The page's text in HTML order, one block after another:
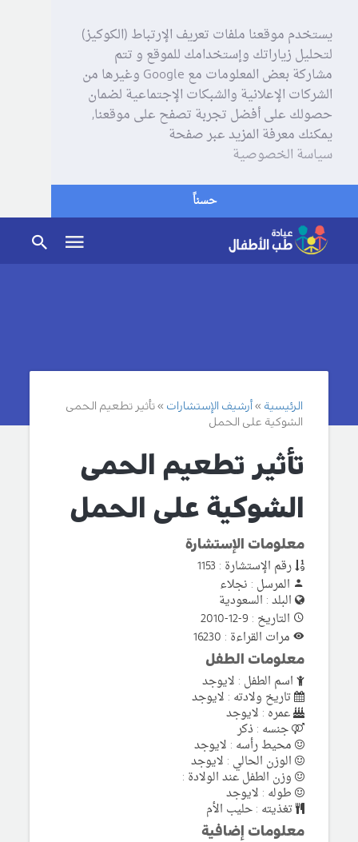
يستخدم موقعنا ملفات تعريف الإرتباط (الكوكيز)
لتحليل زياراتك وإستخدامك للموقع و تتم
مشاركة بعض المعلومات مع Google وغيرها من
الشركات الإعلانية والشبكات الإجتماعية لضمان
حصولك على أفضل تجربة تصفح على موقعنا,
يمكنك معرفة المزيد عبر صفحة
سياسة الخصوصية
حسناً
الرئيسية أرشيف الإستشارات
تأثير تطعيم الحمى
الشوكية على الحمل
تأثير تطعيم الحمى
الشوكية على الحمل
معلومات الإستشارة
رقم الإستشارة : 1153
المرسل : نجلاء
البلد : السعودية
التاريخ : 9-12-2010
مرات القراءة : 16230
معلومات الطفل
اسم الطفل : لايوجد
تاريخ ولادته : لايوجد
عمره : لايوجد
جنسه : ذكر
محيط رأسه : لايوجد
الوزن الحالي : لايوجد
وزن الطفل عند الولادة :
طوله : لايوجد
تغذيته : حليب الأم
معلومات إضافية